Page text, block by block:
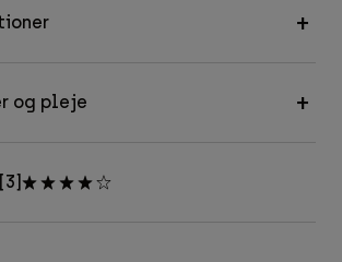
og pleje